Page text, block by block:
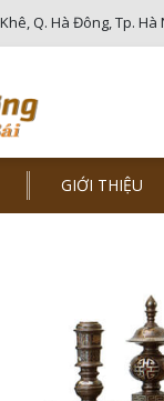
Q. Hà Đông, Tp. Hà
GIỚI THIỆU